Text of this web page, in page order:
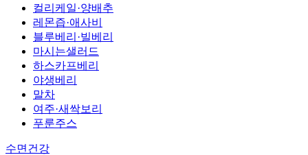
컬리케일·양배추
레몬즙·애사비
블루베리·빌베리
마시는샐러드
하스카프베리
야생베리
말차
여주·새싹보리
푸룬주스
수면건강